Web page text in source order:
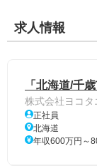
求人情報
「北海道/千
株式会社ヨコ
正社員
北海道
年収600万円～